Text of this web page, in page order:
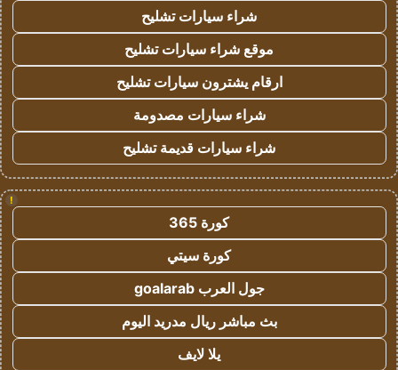
شراء سيارات تشليح
موقع شراء سيارات تشليح
ارقام يشترون سيارات تشليح
شراء سيارات مصدومة
شراء سيارات قديمة تشليح
!
كورة 365
كورة سيتي
جول العرب goalarab
بث مباشر ريال مدريد اليوم
يلا لايف